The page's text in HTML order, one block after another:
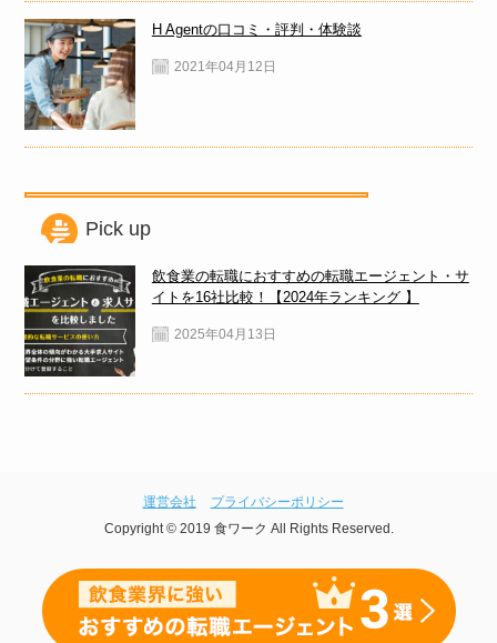
H Agentの口コミ・評判・体験談
2021年04月12日
Pick up
飲食業の転職におすすめの転職エージェント・サ
イトを16社比較！【2024年ランキング 】
2025年04月13日
運営会社
プライバシーポリシー
Copyright © 2019 食ワーク All Rights Reserved.